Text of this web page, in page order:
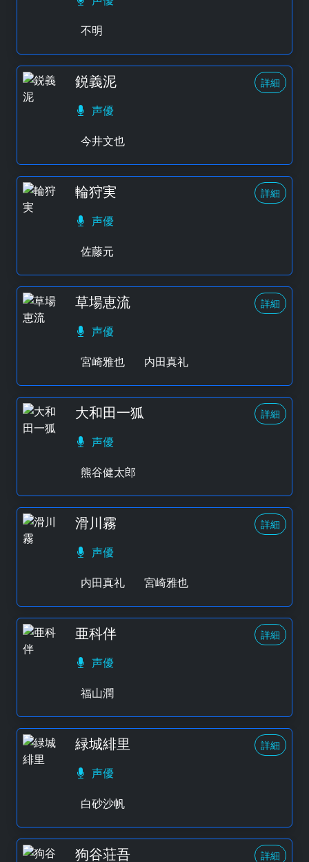
不明
鋭義泥 詳細
声優
今井文也
輪狩実 詳細
声優
佐藤元
草場恵流 詳細
声優
宮崎雅也
内田真礼
大和田一狐 詳細
声優
熊谷健太郎
滑川霧 詳細
声優
内田真礼
宮崎雅也
亜科伴 詳細
声優
福山潤
緑城緋里 詳細
声優
白砂沙帆
狗谷荘吾 詳細